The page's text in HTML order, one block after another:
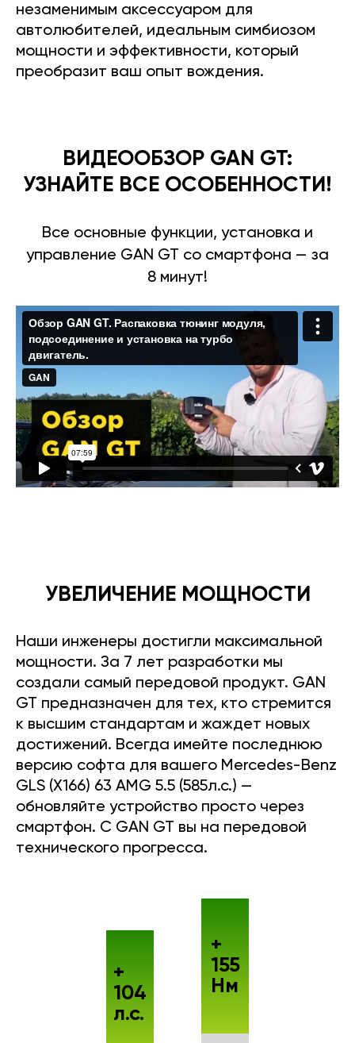
незаменимым аксессуаром для
автолюбителей, идеальным симбиозом
мощности и эффективности, который
преобразит ваш опыт вождения.
ВИДЕООБЗОР GAN GT:
УЗНАЙТЕ ВСЕ ОСОБЕННОСТИ!
Все основные функции, установка и
управление GAN GT со смартфона — за
8 минут!
УВЕЛИЧЕНИЕ МОЩНОСТИ
Наши инженеры достигли максимальной
мощности. За 7 лет разработки мы
создали самый передовой продукт. GAN
GT предназначен для тех, кто стремится
к высшим стандартам и жаждет новых
достижений. Всегда имейте последнюю
версию софта для вашего Mercedes-Benz
GLS (X166) 63 AMG 5.5 (585л.с.) —
обновляйте устройство просто через
смартфон. С GAN GT вы на передовой
технического прогресса.
+
104
л.с.
+
155
Нм